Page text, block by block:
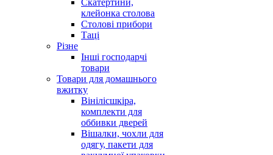
Скатертини,
клейонка столова
Столові прибори
Таці
Різне
Інші господарчі
товари
Товари для домашнього
вжитку
Вінілісшкіра,
комплекти для
оббивки дверей
Вішалки, чохли для
одягу, пакети для